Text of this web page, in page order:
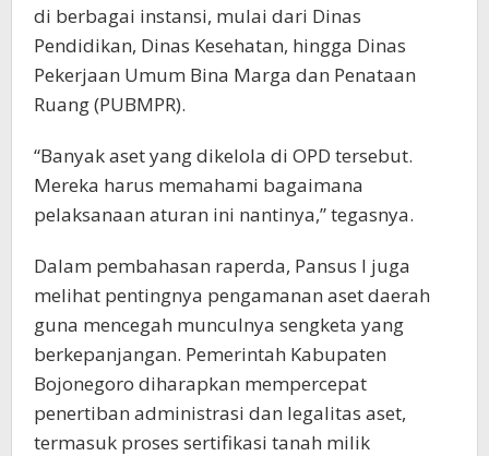
di berbagai instansi, mulai dari Dinas
Pendidikan, Dinas Kesehatan, hingga Dinas
Pekerjaan Umum Bina Marga dan Penataan
Ruang (PUBMPR).
“Banyak aset yang dikelola di OPD tersebut.
Mereka harus memahami bagaimana
pelaksanaan aturan ini nantinya,” tegasnya.
Dalam pembahasan raperda, Pansus I juga
melihat pentingnya pengamanan aset daerah
guna mencegah munculnya sengketa yang
berkepanjangan. Pemerintah Kabupaten
Bojonegoro diharapkan mempercepat
penertiban administrasi dan legalitas aset,
termasuk proses sertifikasi tanah milik